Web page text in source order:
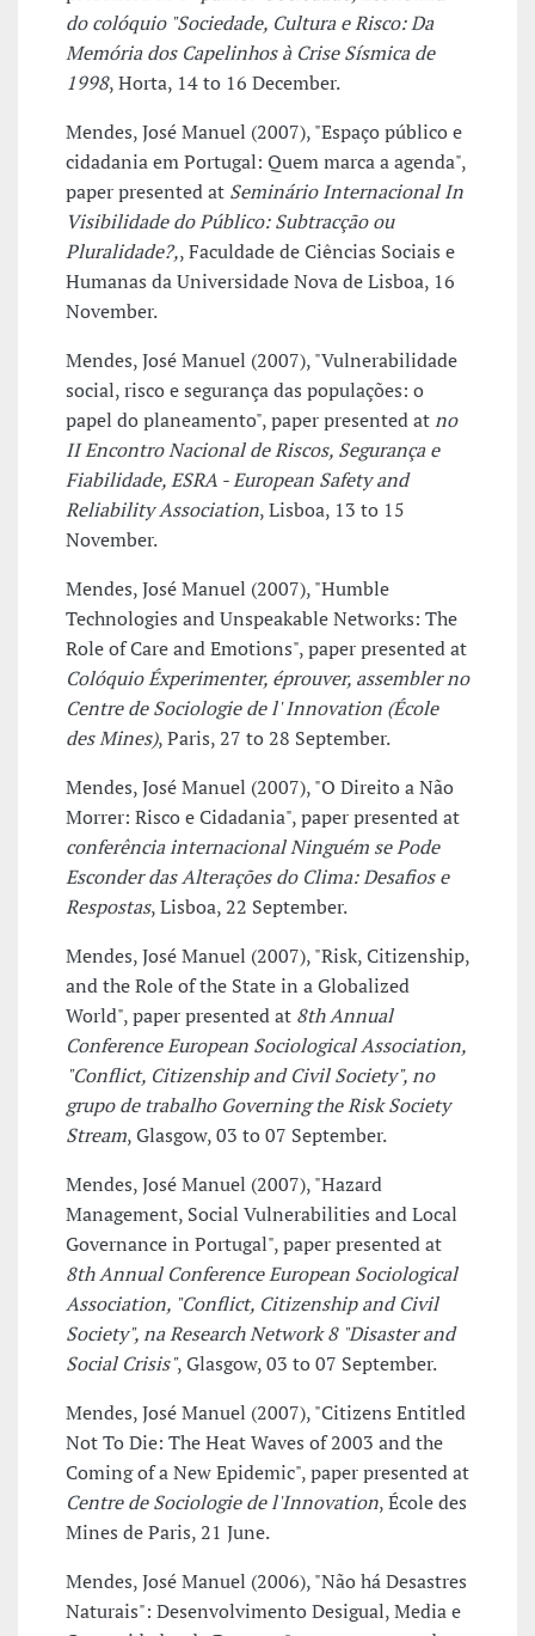
do colóquio "Sociedade, Cultura e Risco: Da
Memória dos Capelinhos à Crise Sísmica de
1998, Horta, 14 to 16 December.
Mendes, José Manuel (2007), "Espaço público e
cidadania em Portugal: Quem marca a agenda",
paper presented at Seminário Internacional In
Visibilidade do Público: Subtracção ou
Pluralidade?,, Faculdade de Ciências Sociais e
Humanas da Universidade Nova de Lisboa, 16
November.
Mendes, José Manuel (2007), "Vulnerabilidade
social, risco e segurança das populações: o
papel do planeamento", paper presented atno
II Encontro Nacional de Riscos, Segurança e
Fiabilidade, ESRA - European Safety and
Reliability Association, Lisboa, 13 to 15
November.
Mendes, José Manuel (2007), "Humble
Technologies and Unspeakable Networks: The
Role of Care and Emotions", paper presented at
Colóquio Éxperimenter, éprouver, assembler no
Centre de Sociologie de l' Innovation (École
des Mines), Paris, 27 to 28 September.
Mendes, José Manuel (2007), "O Direito a Não
Morrer: Risco e Cidadania", paper presented at
conferência internacional Ninguém se Pode
Esconder das Alterações do Clima: Desafios e
Respostas, Lisboa, 22 September.
Mendes, José Manuel (2007), "Risk, Citizenship,
and the Role of the State in a Globalized
World", paper presented at 8th Annual
Conference European Sociological Association,
"Conflict, Citizenship and Civil Society", no
grupo de trabalho Governing the Risk Society
Stream, Glasgow, 03 to 07 September.
Mendes, José Manuel (2007), "Hazard
Management, Social Vulnerabilities and Local
Governance in Portugal", paper presented at
8th Annual Conference European Sociological
Association, "Conflict, Citizenship and Civil
Society", na Research Network 8 "Disaster and
Social Crisis", Glasgow, 03 to 07 September.
Mendes, José Manuel (2007), "Citizens Entitled
Not To Die: The Heat Waves of 2003 and the
Coming of a New Epidemic", paper presented at
Centre de Sociologie de l'Innovation, École des
Mines de Paris, 21 June.
Mendes, José Manuel (2006), "Não há Desastres
Naturais": Desenvolvimento Desigual, Media e